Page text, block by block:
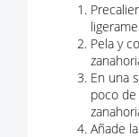
Pela y
En una
poco
Añade